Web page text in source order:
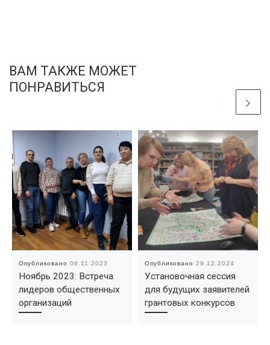
ВАМ ТАКЖЕ МОЖЕТ
ПОНРАВИТЬСЯ
Опубликовано 06.11.2023
Ноябрь 2023: Встреча
лидеров общественных
организаций
Опубликовано 29.12.2024
Установочная сессия
для будущих заявителей
грантовых конкурсов